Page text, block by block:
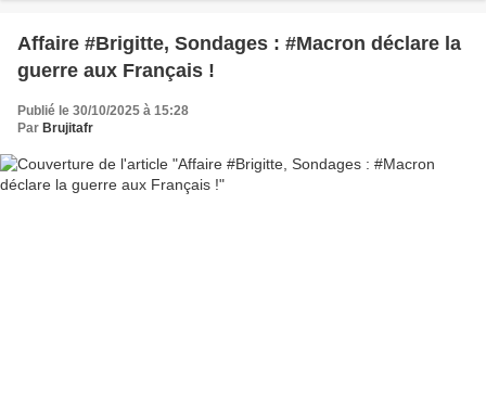
Affaire #Brigitte, Sondages : #Macron déclare la
guerre aux Français !
Publié le 30/10/2025 à 15:28
Par Brujitafr